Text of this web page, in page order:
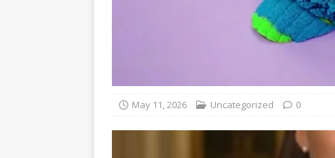
May 11, 2026 Uncategorized 0